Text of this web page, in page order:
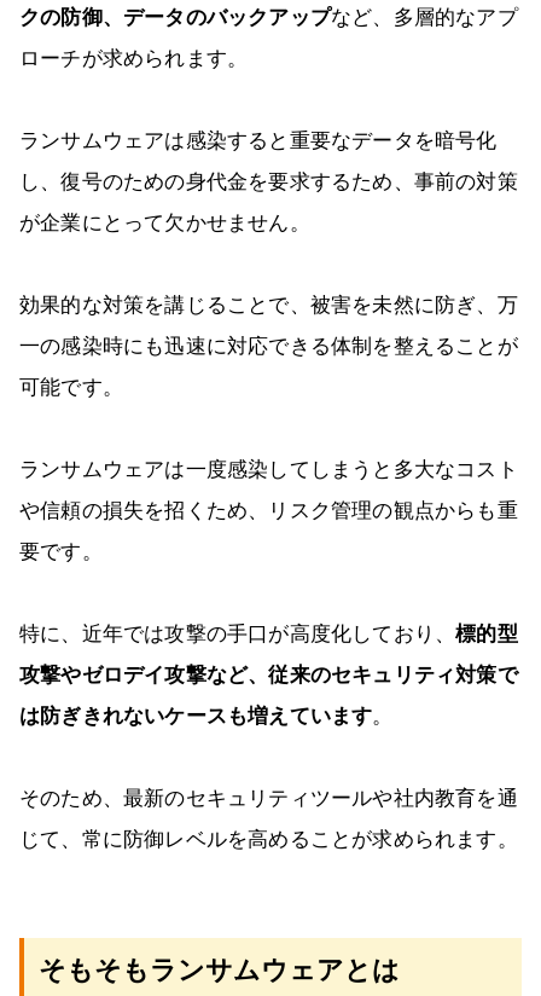
クの防御、データのバックアップなど、多層的なアプ
ローチが求められます。
ランサムウェアは感染すると重要なデータを暗号化
し、復号のための身代金を要求するため、事前の対策
が企業にとって欠かせません。
効果的な対策を講じることで、被害を未然に防ぎ、万
一の感染時にも迅速に対応できる体制を整えることが
可能です。
ランサムウェアは一度感染してしまうと多大なコスト
や信頼の損失を招くため、リスク管理の観点からも重
要です。
特に、近年では攻撃の手口が高度化しており、標的型
攻撃やゼロデイ攻撃など、従来のセキュリティ対策で
は防ぎきれないケースも増えています。
そのため、最新のセキュリティツールや社内教育を通
じて、常に防御レベルを高めることが求められます。
そもそもランサムウェアとは